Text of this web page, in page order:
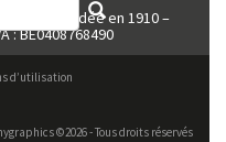
fondée en 1910 –
: BE0408768490
d’utilisation
©2026 - Tous droits réservés